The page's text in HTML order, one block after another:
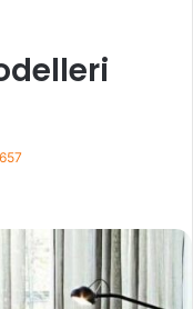
657